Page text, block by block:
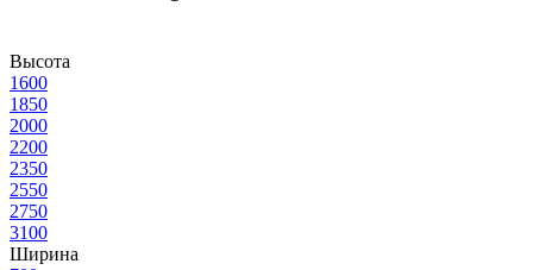
Высота
1600
1850
2000
2200
2350
2550
2750
3100
Ширина